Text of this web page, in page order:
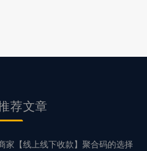
荐文章
家【线上线下收款】聚合码的选择